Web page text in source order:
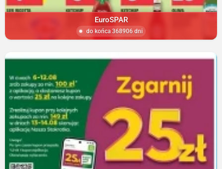
EuroSPAR
do końca 368906 dni